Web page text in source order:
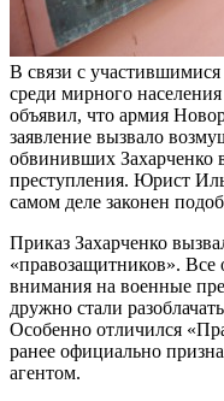
В связи с
среди мирного
объявил, что армия
заявление вызвало
обвинивших Захарченко
преступления. Юрист
самом деле законен
Приказ Захарченко
«правозащитников».
внимания на военные
дружно стали
Особенно отличился
ранее официально
агентом.